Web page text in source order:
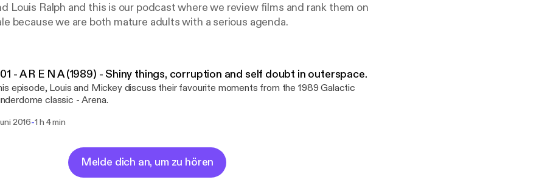
Louis Ralph and this is our podcast where we review films and rank them on
because we are both mature adults with a serious agenda.
- A R E N A (1989) - Shiny things, corruption and self doubt in outerspace.
episode, Louis and Mickey discuss their favourite moments from the 1989 Galactic
classic - Arena.
2016-1 h 4 min
Melde dich an, um zu hören